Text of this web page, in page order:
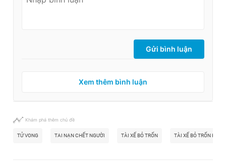
Gửi bình luận
Xem thêm bình luận
Khám phá thêm chủ đề
TỬ VONG TAI NẠN CHẾT NGƯỜI TÀI XẾ BỎ TRỐN TÀI XẾ BỎ TRỐN KHỎI